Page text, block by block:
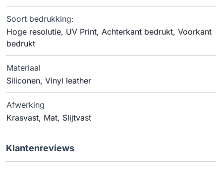
Soort bedrukking:
Hoge resolutie, UV Print, Achterkant bedrukt, Voorkant
bedrukt
Materiaal
Siliconen, Vinyl leather
Afwerking
Krasvast, Mat, Slijtvast
Klantenreviews